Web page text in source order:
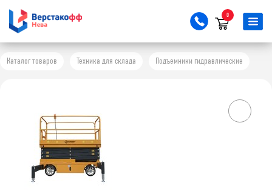
0
Каталог товаров Техника для склада Подъемники гидравлические